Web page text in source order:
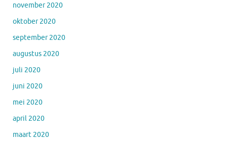
november 2020
oktober 2020
september 2020
augustus 2020
juli 2020
juni 2020
mei 2020
april 2020
maart 2020